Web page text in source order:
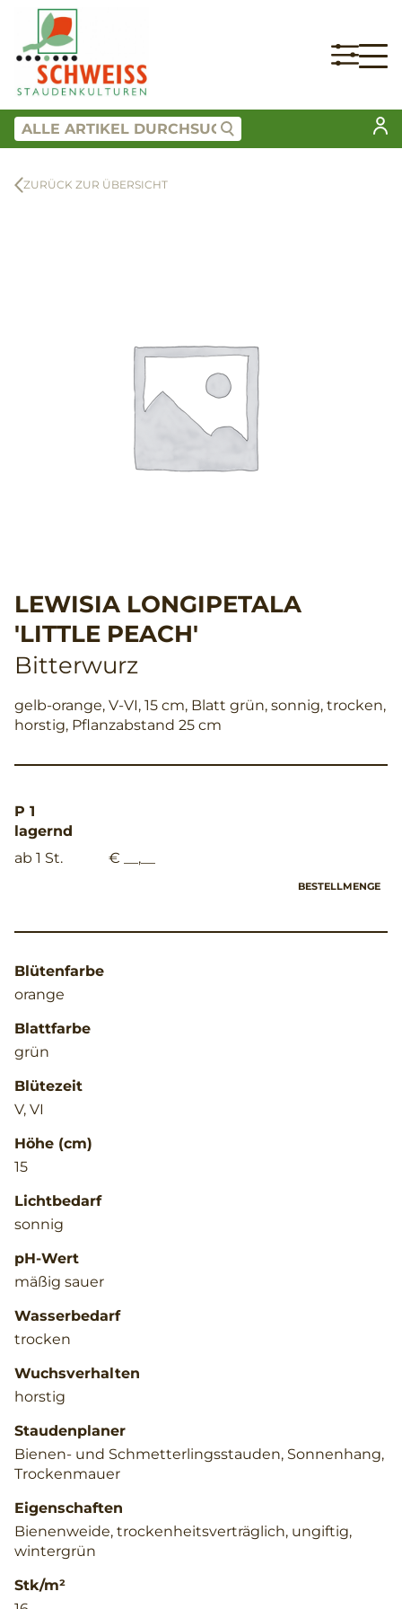
ZURÜCK ZUR ÜBERSICHT
LEWISIA LONGIPETALA
'LITTLE PEACH'
Bitterwurz
gelb-orange, V-VI, 15 cm, Blatt grün, sonnig, trocken,
horstig, Pflanzabstand 25 cm
P 1
lagernd
ab 1 St.
€ __,__
BESTELLMENGE
Blütenfarbe
orange
Blattfarbe
grün
Blütezeit
V, VI
Höhe (cm)
15
Lichtbedarf
sonnig
pH-Wert
mäßig sauer
Wasserbedarf
trocken
Wuchsverhalten
horstig
Staudenplaner
Bienen- und Schmetterlingsstauden, Sonnenhang,
Trockenmauer
Eigenschaften
Bienenweide, trockenheitsverträglich, ungiftig,
wintergrün
Stk/m²